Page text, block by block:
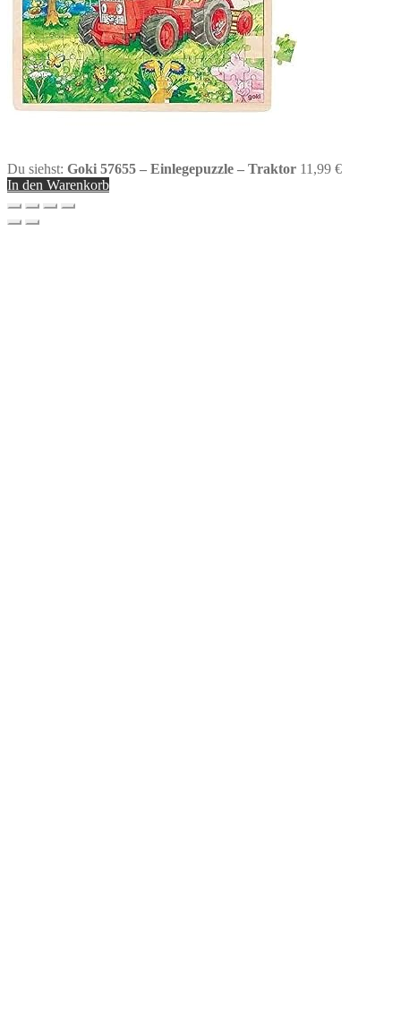
Du siehst: Goki 57655 – Einlegepuzzle – Traktor 11,99 €
In den Warenkorb